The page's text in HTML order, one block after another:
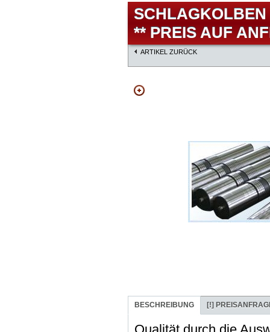
SCHLAGKOLBEN
** PREIS AUF
ARTIKEL ZURÜCK
BESCHREIBUNG [!]